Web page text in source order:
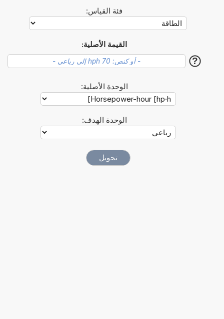
فئة القياس:
القيمة الأصلية:
?
الوحدة الأصلية:
الوحدة الهدف: